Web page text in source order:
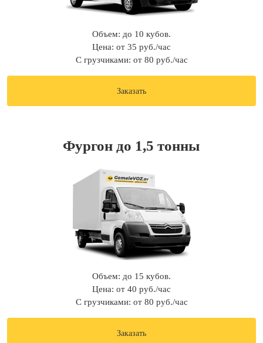
Объем: до 10 кубов.
Цена: от 35 руб./час
С грузчиками: от 80 руб./час
Заказать
Фургон до 1,5 тонны
Объем: до 15 кубов.
Цена: от 40 руб./час
С грузчиками: от 80 руб./час
Заказать